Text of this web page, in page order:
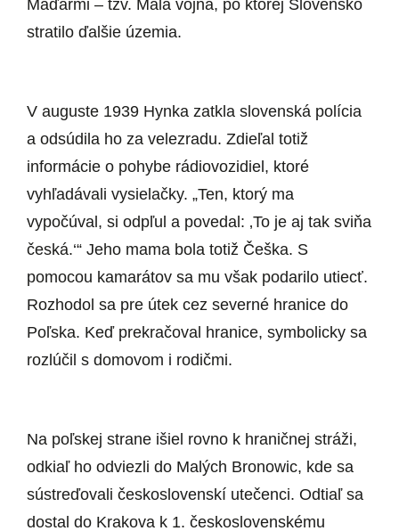
Maďarmi – tzv. Malá vojna, po ktorej Slovensko
stratilo ďalšie územia.
V auguste 1939 Hynka zatkla slovenská polícia
a odsúdila ho za velezradu. Zdieľal totiž
informácie o pohybe rádiovozidiel, ktoré
vyhľadávali vysielačky. „Ten, ktorý ma
vypočúval, si odpľul a povedal: ‚To je aj tak sviňa
česká.‘“ Jeho mama bola totiž Češka. S
pomocou kamarátov sa mu však podarilo utiecť.
Rozhodol sa pre útek cez severné hranice do
Poľska. Keď prekračoval hranice, symbolicky sa
rozlúčil s domovom i rodičmi.
Na poľskej strane išiel rovno k hraničnej stráži,
odkiaľ ho odviezli do Malých Bronowic, kde sa
sústreďovali československí utečenci. Odtiaľ sa
dostal do Krakova k 1. československému